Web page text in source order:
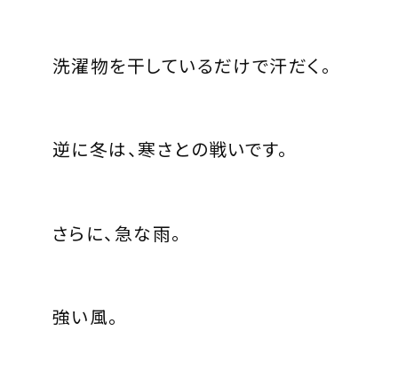
洗濯物を干しているだけで汗だく。
逆に冬は、寒さとの戦いです。
さらに、急な雨。
強い風。